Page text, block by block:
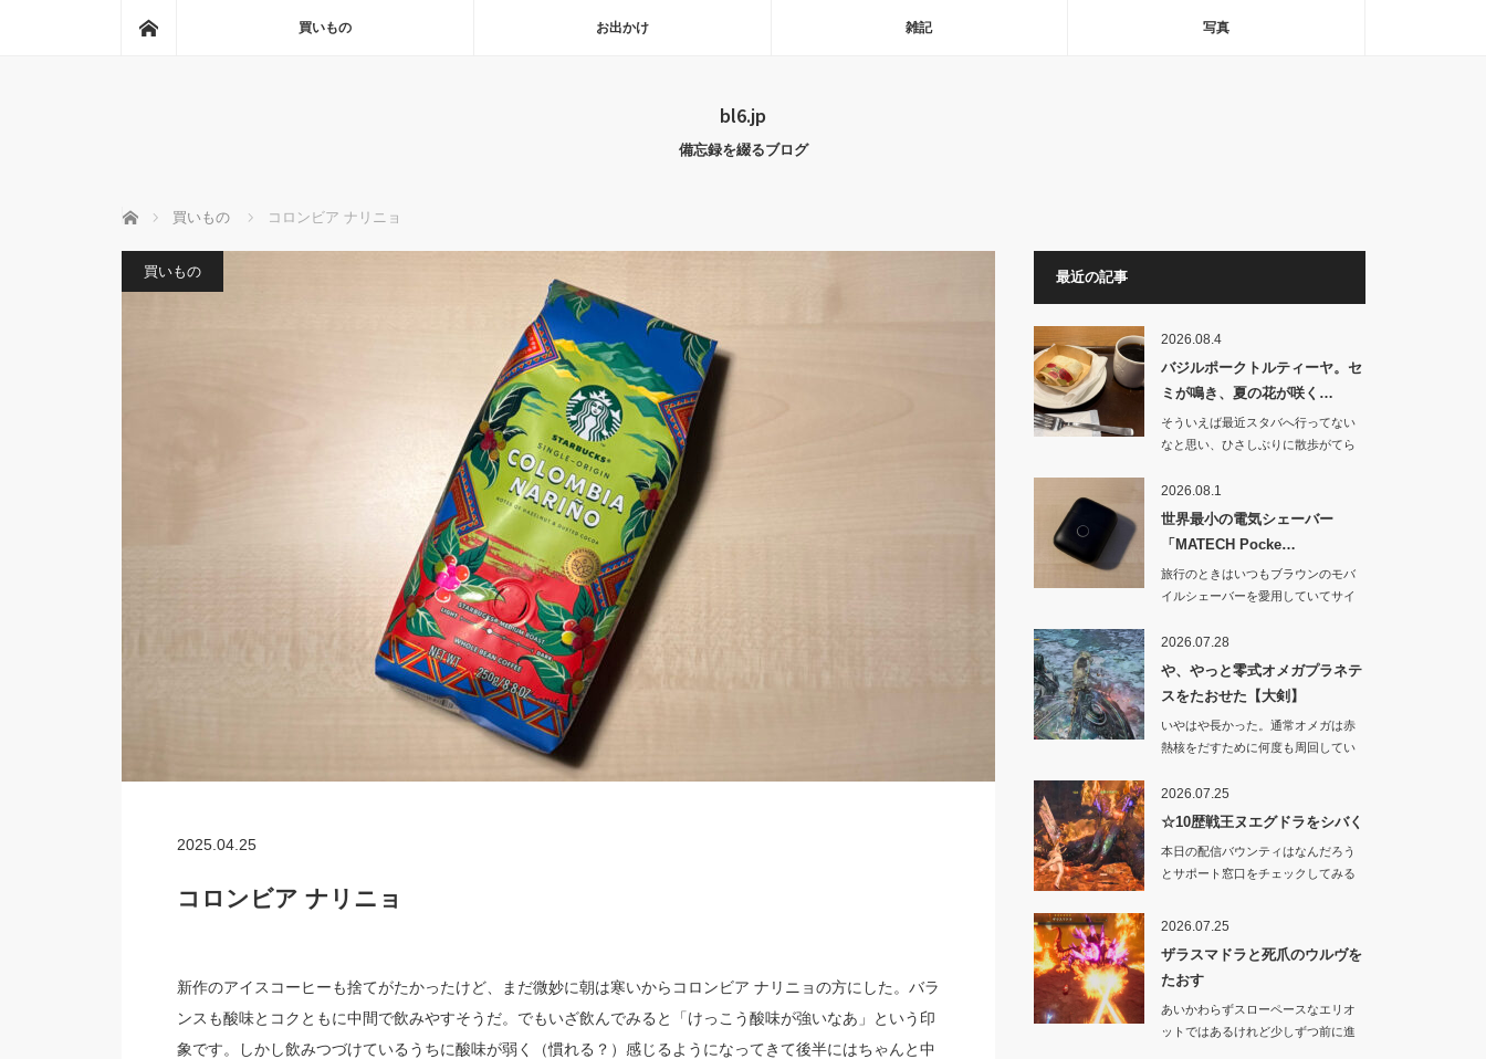
買いもの お出かけ 雑記 写真
bl6.jp
備忘録を綴るブログ
ホーム 買いもの コロンビア ナリニョ
買いもの
2025.04.25
コロンビア ナリニョ
新作のアイスコーヒーも捨てがたかったけど、まだ微妙に朝は寒いからコロンビア ナリニョの方にした。バラ
ンスも酸味とコクともに中間で飲みやすそうだ。でもいざ飲んでみると「けっこう酸味が強いなあ」という印
象です。しかし飲みつづけているうちに酸味が弱く（慣れる？）感じるようになってきて後半にはちゃんと中
最近の記事
2026.08.4
バジルポークトルティーヤ。セ
ミが鳴き、夏の花が咲く…
そういえば最近スタバへ行ってない
なと思い、ひさしぶりに散歩がてら
2026.08.1
世界最小の電気シェーバー
「MATECH Pocke…
旅行のときはいつもブラウンのモバ
イルシェーバーを愛用していてサイ
2026.07.28
や、やっと零式オメガプラネテ
スをたおせた【大剣】
いやはや長かった。通常オメガは赤
熱核をだすために何度も周回してい
2026.07.25
☆10歴戦王ヌエグドラをシバく
本日の配信バウンティはなんだろう
とサポート窓口をチェックしてみる
2026.07.25
ザラスマドラと死爪のウルヴを
たおす
あいかわらずスローペースなエリオ
ットではあるけれど少しずつ前に進